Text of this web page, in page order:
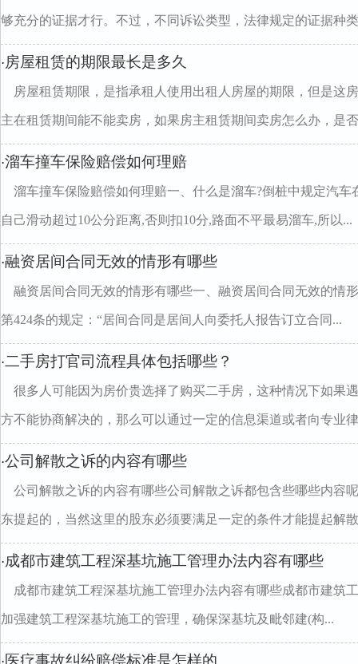
够充分的证据才行。不过，不同诉讼类型，法律规定的证据种
·房屋租赁的期限最长是多久
房屋租赁期限，是指承租人使用出租人房屋的期限，但是这
主在租赁期间能不能卖房，如果房主租赁期间卖房怎么办，是
·溜车撞车保险赔偿如何理赔
溜车撞车保险赔偿如何理赔一、什么是溜车?倒桩中规定汽
自己滑动超过10公分距离,否则扣10分,路面不平最易溜车,所以...
·融资居间合同无效的情形有哪些
融资居间合同无效的情形有哪些一、融资居间合同无效的情
第424条的规定：“居间合同是居间人向委托人报告订立合同...
·二手房打官司流程具体包括哪些？
很多人可能因为房价贵选择了购买二手房，这种情况下如果
方不能协商解决的，那么可以通过一定的信息渠道或者向专业
·公司解散之诉的内容有哪些
公司解散之诉的内容有哪些公司解散之诉都包含些哪些内容
东提起的，当然这里的股东必须要满足一定的条件才能提起解
·成都市建筑工程深基坑施工管理办法内容有哪些
成都市建筑工程深基坑施工管理办法内容有哪些成都市建筑
加强建筑工程深基坑施工的管理，确保深基坑及毗邻建(构...
· 医疗事故纠纷赔偿标准是怎样的